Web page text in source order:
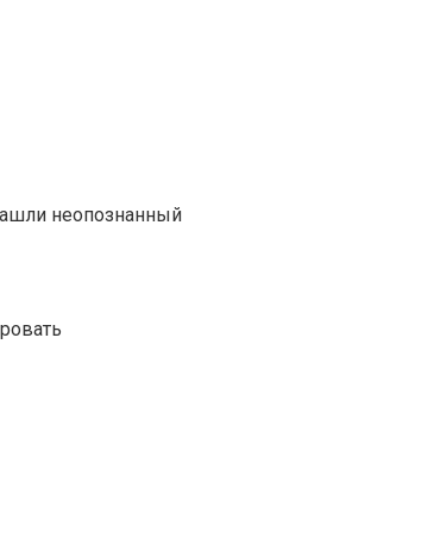
неопознанный